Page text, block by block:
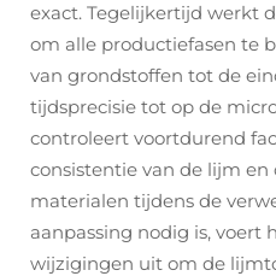
exact. Tegelijkertijd werkt
om alle productiefasen te
van grondstoffen tot de
tijdsprecisie tot op de
controleert voortdurend
consistentie van de lijm
materialen tijdens de
aanpassing nodig is, voert
wijzigingen uit om de